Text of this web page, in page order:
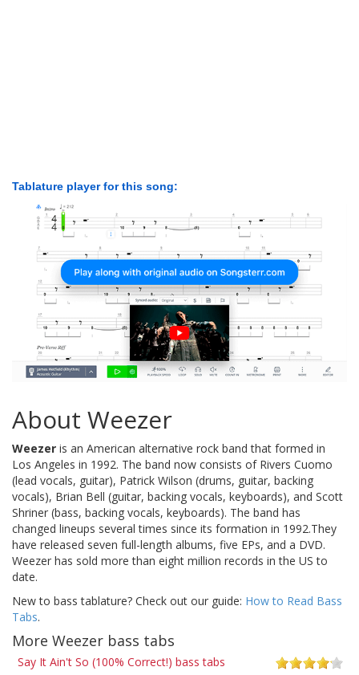
Tablature player for this song:
About Weezer
Weezer is an American alternative rock band that formed in
Los Angeles in 1992. The band now consists of Rivers Cuomo
(lead vocals, guitar), Patrick Wilson (drums, guitar, backing
vocals), Brian Bell (guitar, backing vocals, keyboards), and Scott
Shriner (bass, backing vocals, keyboards). The band has
changed lineups several times since its formation in 1992.They
have released seven full-length albums, five EPs, and a DVD.
Weezer has sold more than eight million records in the US to
date.
New to bass tablature? Check out our guide: How to Read Bass
Tabs.
More Weezer bass tabs
Say It Ain't So (100% Correct!) bass tabs